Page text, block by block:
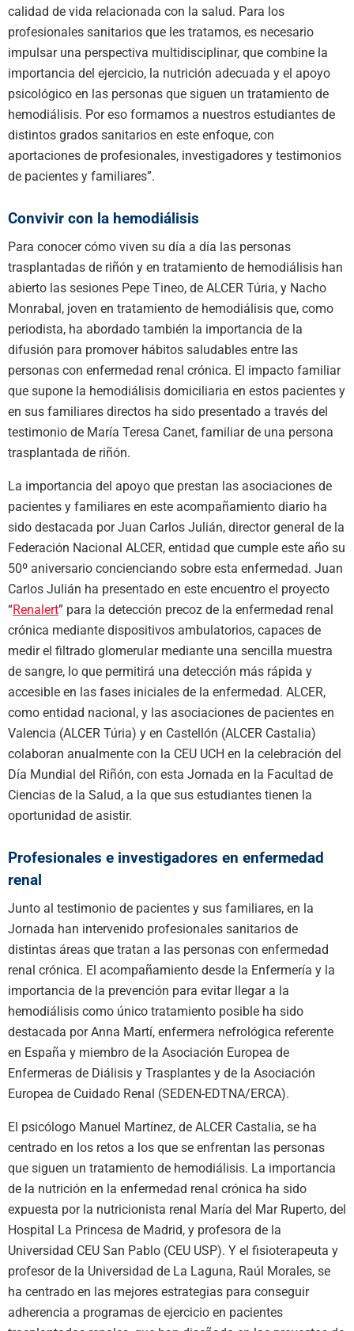
calidad de vida relacionada con la salud. Para los
profesionales sanitarios que les tratamos, es necesario
impulsar una perspectiva multidisciplinar, que combine la
importancia del ejercicio, la nutrición adecuada y el apoyo
psicológico en las personas que siguen un tratamiento de
hemodiálisis. Por eso formamos a nuestros estudiantes de
distintos grados sanitarios en este enfoque, con
aportaciones de profesionales, investigadores y testimonios
de pacientes y familiares”.
Convivir con la hemodiálisis
Para conocer cómo viven su día a día las personas
trasplantadas de riñón y en tratamiento de hemodiálisis han
abierto las sesiones Pepe Tineo, de ALCER Túria, y Nacho
Monrabal, joven en tratamiento de hemodiálisis que, como
periodista, ha abordado también la importancia de la
difusión para promover hábitos saludables entre las
personas con enfermedad renal crónica. El impacto familiar
que supone la hemodiálisis domiciliaria en estos pacientes y
en sus familiares directos ha sido presentado a través del
testimonio de María Teresa Canet, familiar de una persona
trasplantada de riñón.
La importancia del apoyo que prestan las asociaciones de
pacientes y familiares en este acompañamiento diario ha
sido destacada por Juan Carlos Julián, director general de la
Federación Nacional ALCER, entidad que cumple este año su
50º aniversario concienciando sobre esta enfermedad. Juan
Carlos Julián ha presentado en este encuentro el proyecto
“Renalert” para la detección precoz de la enfermedad renal
crónica mediante dispositivos ambulatorios, capaces de
medir el filtrado glomerular mediante una sencilla muestra
de sangre, lo que permitirá una detección más rápida y
accesible en las fases iniciales de la enfermedad. ALCER,
como entidad nacional, y las asociaciones de pacientes en
Valencia (ALCER Túria) y en Castellón (ALCER Castalia)
colaboran anualmente con la CEU UCH en la celebración del
Día Mundial del Riñón, con esta Jornada en la Facultad de
Ciencias de la Salud, a la que sus estudiantes tienen la
oportunidad de asistir.
Profesionales e investigadores en enfermedad
renal
Junto al testimonio de pacientes y sus familiares, en la
Jornada han intervenido profesionales sanitarios de
distintas áreas que tratan a las personas con enfermedad
renal crónica. El acompañamiento desde la Enfermería y la
importancia de la prevención para evitar llegar a la
hemodiálisis como único tratamiento posible ha sido
destacada por Anna Martí, enfermera nefrológica referente
en España y miembro de la Asociación Europea de
Enfermeras de Diálisis y Trasplantes y de la Asociación
Europea de Cuidado Renal (SEDEN-EDTNA/ERCA).
El psicólogo Manuel Martínez, de ALCER Castalia, se ha
centrado en los retos a los que se enfrentan las personas
que siguen un tratamiento de hemodiálisis. La importancia
de la nutrición en la enfermedad renal crónica ha sido
expuesta por la nutricionista renal María del Mar Ruperto, del
Hospital La Princesa de Madrid, y profesora de la
Universidad CEU San Pablo (CEU USP). Y el fisioterapeuta y
profesor de la Universidad de La Laguna, Raúl Morales, se
ha centrado en las mejores estrategias para conseguir
adherencia a programas de ejercicio en pacientes